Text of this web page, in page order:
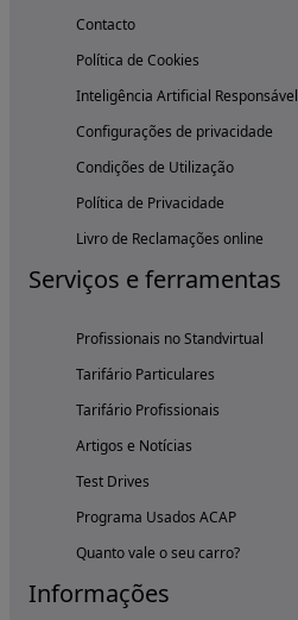
Contacto
Política de Cookies
Inteligência Artificial Responsável
Configurações de privacidade
Condições de Utilização
Política de Privacidade
Livro de Reclamações online
Serviços e ferramentas
Profissionais no Standvirtual
Tarifário Particulares
Tarifário Profissionais
Artigos e Notícias
Test Drives
Programa Usados ACAP
Quanto vale o seu carro?
Informações